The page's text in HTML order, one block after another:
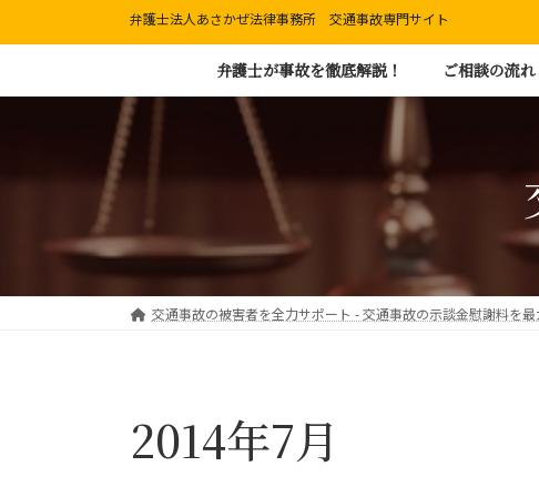
ン
プ
ビ
動
弁護士法人あさかぜ法律事務所 交通事故専門サイト
弁護士が事故を徹底解説！ ご相談の流れ
交通事故の被害者を全力サポート - 交通事故の示談金慰謝料を最
2014年7月